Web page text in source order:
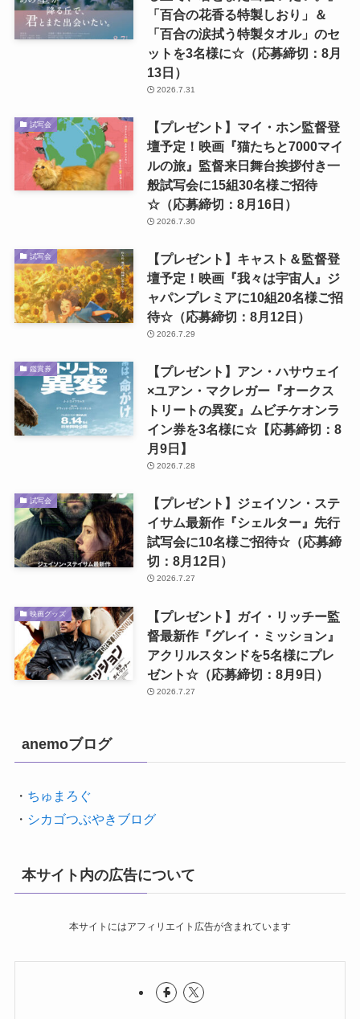
「百合の花香る特製しおり」＆
「百合の涙拭う特製タオル」のセ
ットを3名様に☆（応募締切：8月
13日）
2026.7.31
試写会
【プレゼント】マイ・ホン監督登
壇予定！映画『猫たちと7000マイ
ルの旅』監督来日舞台挨拶付き一
般試写会に15組30名様ご招待
☆（応募締切：8月16日）
2026.7.30
試写会
【プレゼント】キャスト＆監督登
壇予定！映画『我々は宇宙人』ジ
ャパンプレミアに10組20名様ご招
待☆（応募締切：8月12日）
2026.7.29
鑑賞券
【プレゼント】アン・ハサウェイ
×ユアン・マクレガー『オークス
トリートの異変』ムビチケオンラ
イン券を3名様に☆【応募締切：8
月9日】
2026.7.28
試写会
【プレゼント】ジェイソン・ステ
イサム最新作『シェルター』先行
試写会に10名様ご招待☆（応募締
切：8月12日）
2026.7.27
映画グッズ
【プレゼント】ガイ・リッチー監
督最新作『グレイ・ミッション』
アクリルスタンドを5名様にプレ
ゼント☆（応募締切：8月9日）
2026.7.27
anemoブログ
・ ちゅまろぐ
・ シカゴつぶやきブログ
本サイト内の広告について
本サイトにはアフィリエイト広告が含まれています